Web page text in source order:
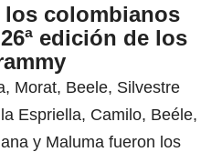
colombianos
edición de los
Morat, Beele, Silvestre
Espriella, Camilo, Beéle,
y Maluma fueron los